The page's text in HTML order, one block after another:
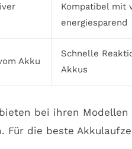
Kompatibel mit
energiesparend
Akku
Schnelle
Akkus
bei ihren Modellen
Für die beste